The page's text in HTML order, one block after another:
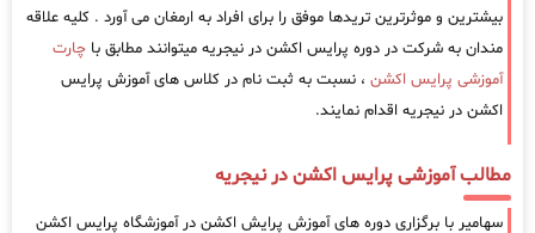
بیشترین و موثرترین تریدها موفق را برای افراد به ارمغان می آورد . کلیه علاقه
مندان به شرکت در دوره پرایس اکشن در نیجریه میتوانند مطابق با چارت
آموزشی پرایس اکشن ، نسبت به ثبت نام در کلاس های آموزش پرایس
اکشن در نیجریه اقدام نمایند.
مطالب آموزشی پرایس اکشن در نیجریه
سهامیر با برگزاری دوره های آموزش پرایش اکشن در آموزشگاه پرایس اکشن